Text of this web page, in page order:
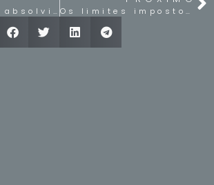
O pedido de absolvição feito pelo Ministério Público e a vinculação do órgão judicante Os limites impostos na ação policial após o julgamento do HC 598.051/SP